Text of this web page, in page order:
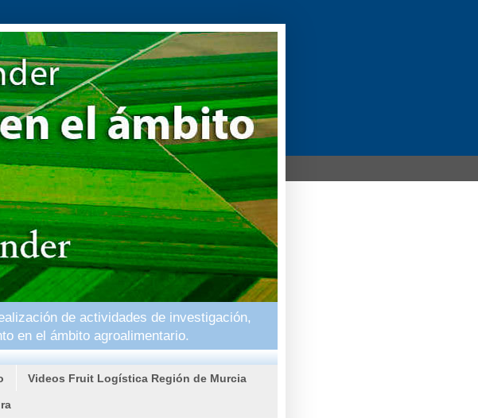
de actividades de investigación,
en el ámbito agroalimentario.
Videos Fruit Logística Región de Murcia